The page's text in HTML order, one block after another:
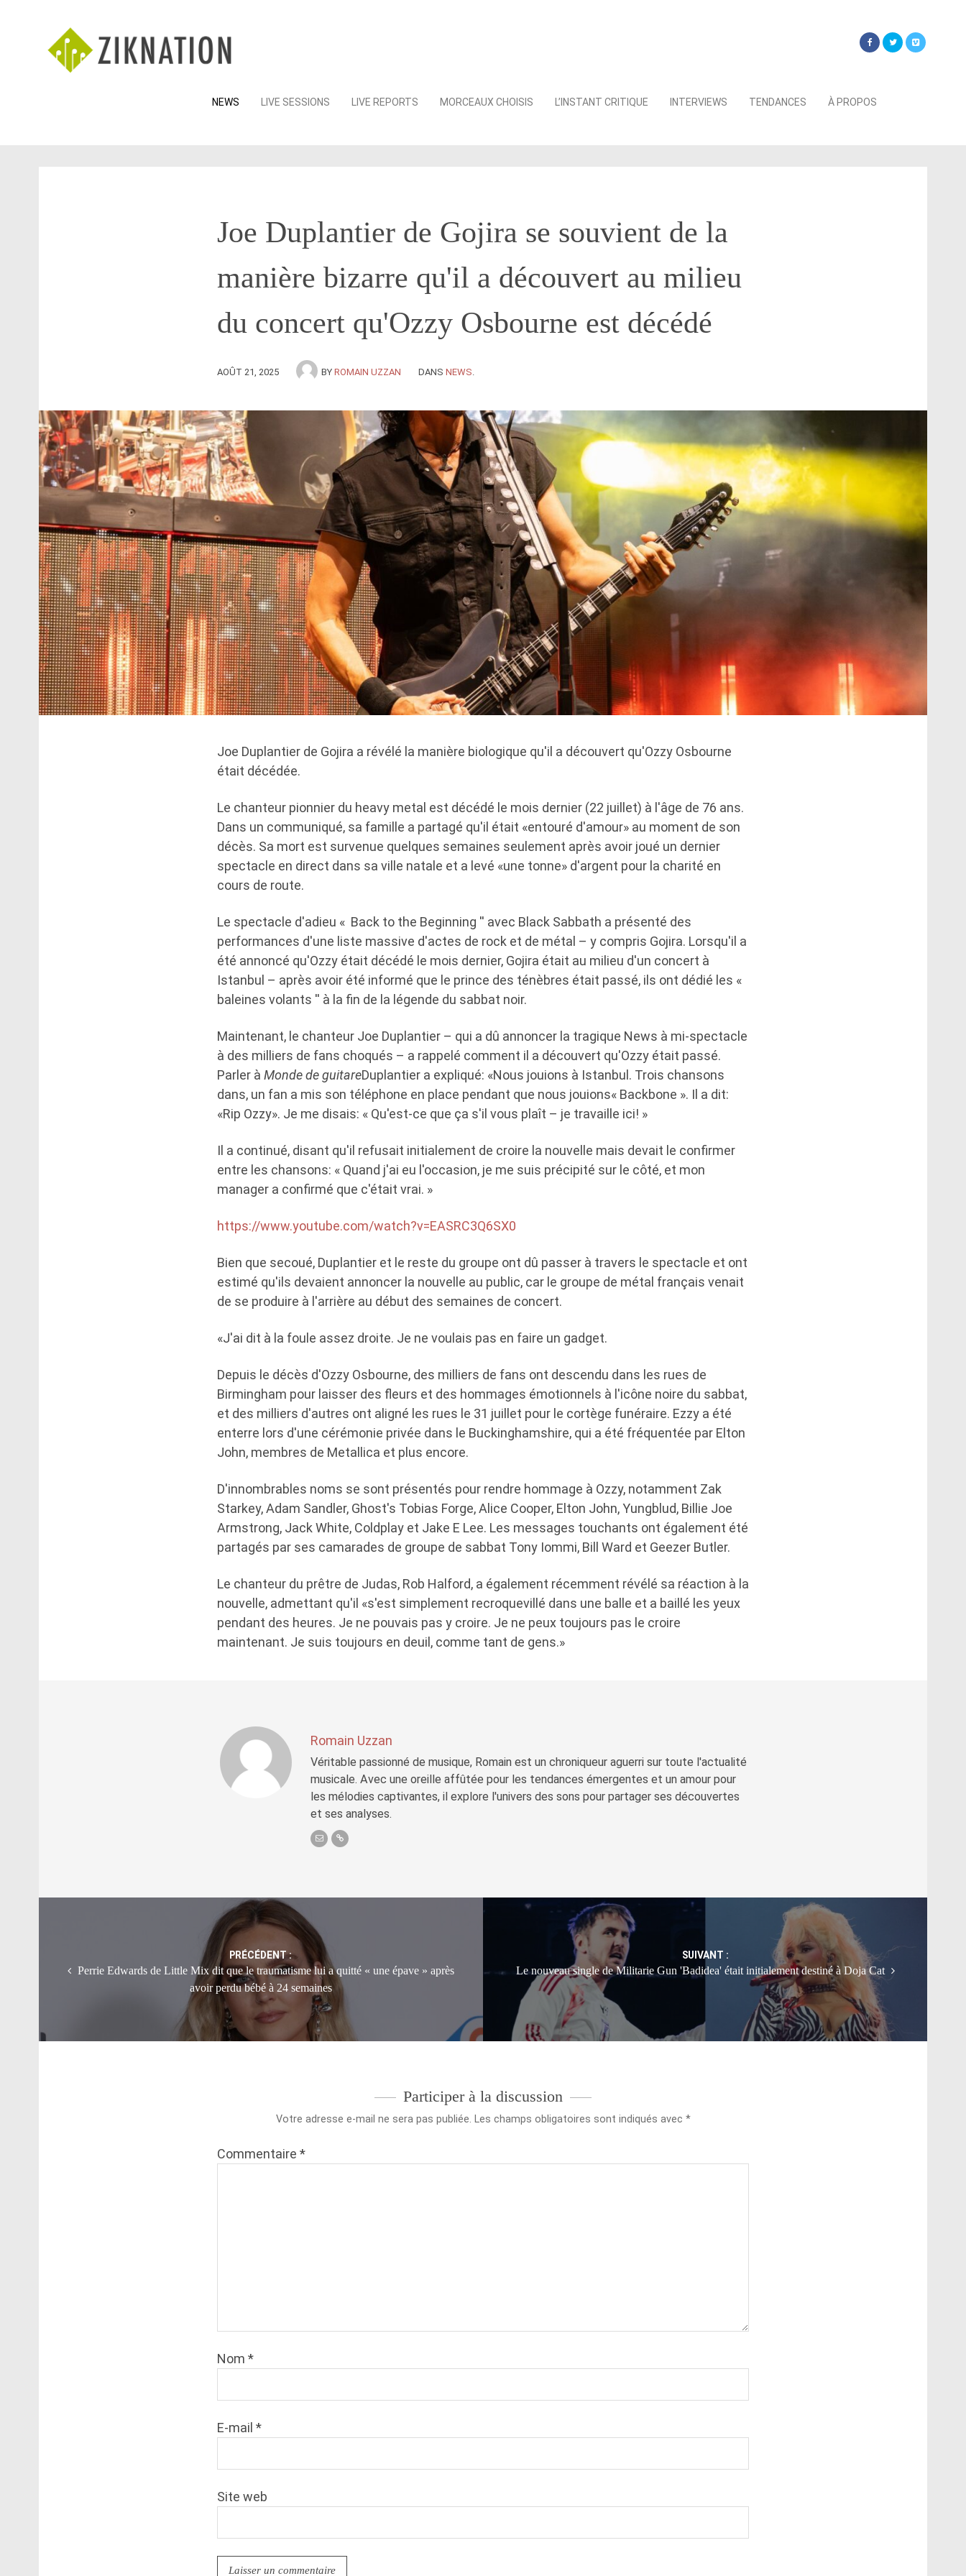
Skip
NEWS LIVE SESSIONS LIVE REPORTS MORCEAUX CHOISIS L’INSTANT CRITIQUE INTERVIEWS TENDANCES À PROPOS
Joe Duplantier de Gojira se souvient de la
manière bizarre qu'il a découvert au milieu
du concert qu'Ozzy Osbourne est décédé
AOÛT 21, 2025 BY ROMAIN UZZAN DANS NEWS
Joe Duplantier de Gojira a révélé la manière biologique qu'il a découvert qu'Ozzy Osbourne
était décédée.
Le chanteur pionnier du heavy metal est décédé le mois dernier (22 juillet) à l'âge de 76 ans.
Dans un communiqué, sa famille a partagé qu'il était «entouré d'amour» au moment de son
décès. Sa mort est survenue quelques semaines seulement après avoir joué un dernier
spectacle en direct dans sa ville natale et a levé «une tonne» d'argent pour la charité en
cours de route.
Le spectacle d'adieu « Back to the Beginning '' avec Black Sabbath a présenté des
performances d'une liste massive d'actes de rock et de métal – y compris Gojira. Lorsqu'il a
été annoncé qu'Ozzy était décédé le mois dernier, Gojira était au milieu d'un concert à
Istanbul – après avoir été informé que le prince des ténèbres était passé, ils ont dédié les «
baleines volants '' à la fin de la légende du sabbat noir.
Maintenant, le chanteur Joe Duplantier – qui a dû annoncer la tragique News à mi-spectacle
à des milliers de fans choqués – a rappelé comment il a découvert qu'Ozzy était passé.
Parler à Monde de guitareDuplantier a expliqué: «Nous jouions à Istanbul. Trois chansons
dans, un fan a mis son téléphone en place pendant que nous jouions« Backbone ». Il a dit:
«Rip Ozzy». Je me disais: « Qu'est-ce que ça s'il vous plaît – je travaille ici! »
Il a continué, disant qu'il refusait initialement de croire la nouvelle mais devait le confirmer
entre les chansons: « Quand j'ai eu l'occasion, je me suis précipité sur le côté, et mon
manager a confirmé que c'était vrai. »
https://www.youtube.com/watch?v=EASRC3Q6SX0
Bien que secoué, Duplantier et le reste du groupe ont dû passer à travers le spectacle et ont
estimé qu'ils devaient annoncer la nouvelle au public, car le groupe de métal français venait
de se produire à l'arrière au début des semaines de concert.
«J'ai dit à la foule assez droite. Je ne voulais pas en faire un gadget.
Depuis le décès d'Ozzy Osbourne, des milliers de fans ont descendu dans les rues de
Birmingham pour laisser des fleurs et des hommages émotionnels à l'icône noire du sabbat,
et des milliers d'autres ont aligné les rues le 31 juillet pour le cortège funéraire. Ezzy a été
enterre lors d'une cérémonie privée dans le Buckinghamshire, qui a été fréquentée par Elton
John, membres de Metallica et plus encore.
D'innombrables noms se sont présentés pour rendre hommage à Ozzy, notamment Zak
Starkey, Adam Sandler, Ghost's Tobias Forge, Alice Cooper, Elton John, Yungblud, Billie Joe
Armstrong, Jack White, Coldplay et Jake E Lee. Les messages touchants ont également été
partagés par ses camarades de groupe de sabbat Tony Iommi, Bill Ward et Geezer Butler.
Le chanteur du prêtre de Judas, Rob Halford, a également récemment révélé sa réaction à la
nouvelle, admettant qu'il «s'est simplement recroquevillé dans une balle et a baillé les yeux
pendant des heures. Je ne pouvais pas y croire. Je ne peux toujours pas le croire
maintenant. Je suis toujours en deuil, comme tant de gens.»
Romain Uzzan
Véritable passionné de musique, Romain est un chroniqueur aguerri sur toute l'actualité
musicale. Avec une oreille affûtée pour les tendances émergentes et un amour pour
les mélodies captivantes, il explore l'univers des sons pour partager ses découvertes
et ses analyses.
PRÉCÉDENT :
Perrie Edwards de Little Mix dit que le traumatisme lui a quitté « une épave » après
avoir perdu bébé à 24 semaines
SUIVANT :
Le nouveau single de Militarie Gun 'Badidea' était initialement destiné à Doja Cat
Participer à la discussion
Votre adresse e-mail ne sera pas publiée. Les champs obligatoires sont indiqués avec *
Commentaire *
Nom *
E-mail *
Site web